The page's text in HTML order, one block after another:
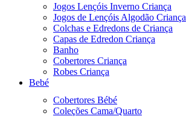
Jogos Lençóis Inverno Criança
Jogos de Lençóis Algodão Criança
Colchas e Edredons de Criança
Capas de Edredon Criança
Banho
Cobertores Criança
Robes Criança
Bebé
Cobertores Bébé
Coleções Cama/Quarto